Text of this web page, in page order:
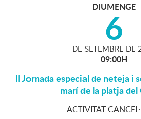
DIUMENGE
6
DE SETEMBRE DE
09:00H
II Jornada especial de neteja i
marí de la platja del
ACTIVITAT